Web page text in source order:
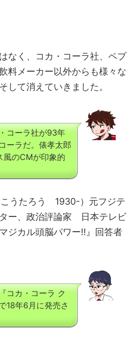
なく、コカ・コーラ社、ペプ
料メーカー以外からも様々な
して消えていきました。
コーラ社が93年
ーラだ。俵孝太郎
風のCMが印象的
うたろう 1930-）元フジテ
ー、政治評論家 日本テレビ
ジカル頭脳パワー!!』回答者
コカ・コーラ ク
18年6月に発売さ